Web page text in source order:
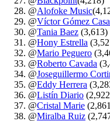
@Alofoke Music
@Víctor Gómez
@Tania Baez (3,613)
@Hony Estrella
@Mario Peguero
@Roberto Cavada
@Joseguillermo
@Eddy Herrera
@Listín Diario
@Cristal Marie
@Miralba Ruiz